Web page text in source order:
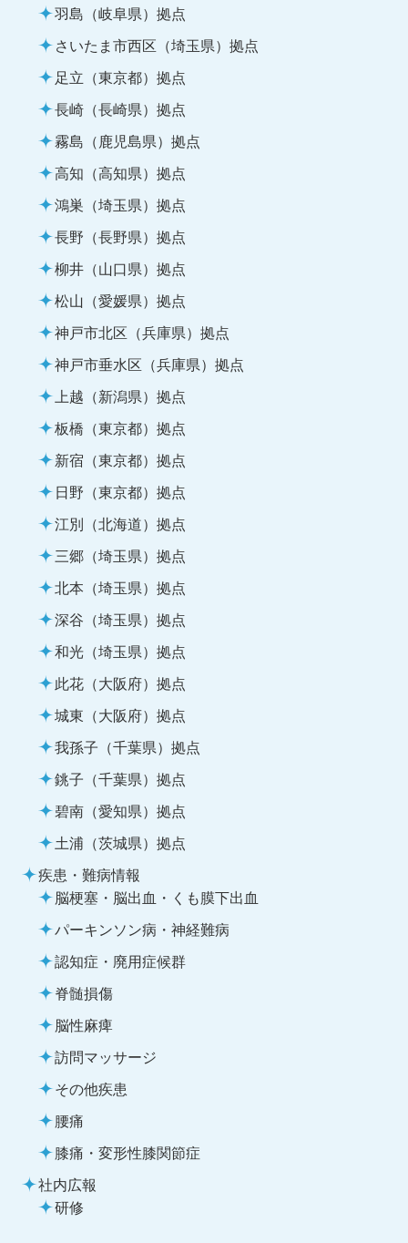
羽島（岐阜県）拠点
さいたま市西区（埼玉県）拠点
足立（東京都）拠点
長崎（長崎県）拠点
霧島（鹿児島県）拠点
高知（高知県）拠点
鴻巣（埼玉県）拠点
長野（長野県）拠点
柳井（山口県）拠点
松山（愛媛県）拠点
神戸市北区（兵庫県）拠点
神戸市垂水区（兵庫県）拠点
上越（新潟県）拠点
板橋（東京都）拠点
新宿（東京都）拠点
日野（東京都）拠点
江別（北海道）拠点
三郷（埼玉県）拠点
北本（埼玉県）拠点
深谷（埼玉県）拠点
和光（埼玉県）拠点
此花（大阪府）拠点
城東（大阪府）拠点
我孫子（千葉県）拠点
銚子（千葉県）拠点
碧南（愛知県）拠点
土浦（茨城県）拠点
疾患・難病情報
脳梗塞・脳出血・くも膜下出血
パーキンソン病・神経難病
認知症・廃用症候群
脊髄損傷
脳性麻痺
訪問マッサージ
その他疾患
腰痛
膝痛・変形性膝関節症
社内広報
研修